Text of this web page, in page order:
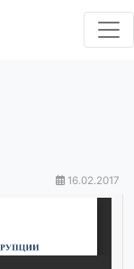
16.02.2017